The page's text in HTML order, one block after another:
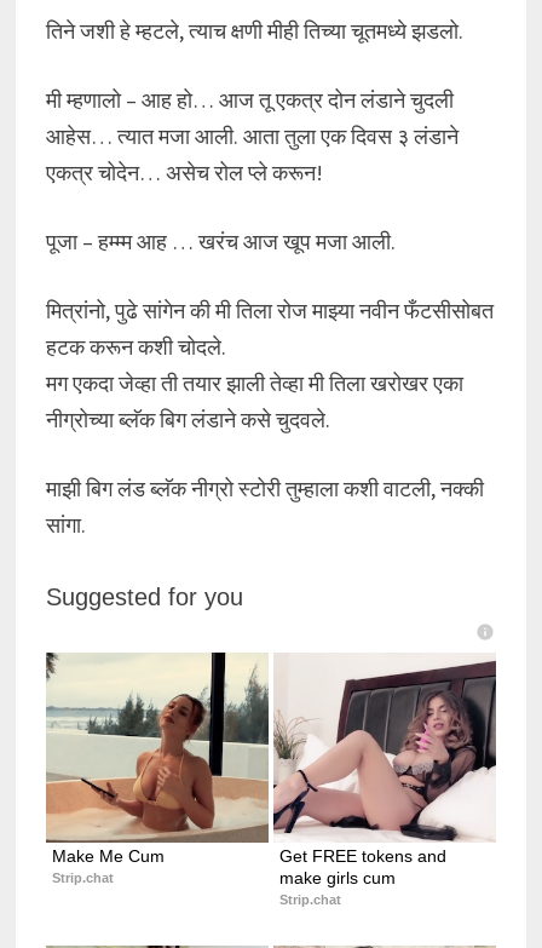
तिने जशी हे म्हटले, त्याच क्षणी मीही तिच्या चूतमध्ये झडलो.
मी म्हणालो – आह हो… आज तू एकत्र दोन लंडाने चुदली
आहेस… त्यात मजा आली. आता तुला एक दिवस ३ लंडाने
एकत्र चोदेन… असेच रोल प्ले करून!
पूजा – हम्म्म आह … खरंच आज खूप मजा आली.
मित्रांनो, पुढे सांगेन की मी तिला रोज माझ्या नवीन फँटसीसोबत
हटक करून कशी चोदले.
मग एकदा जेव्हा ती तयार झाली तेव्हा मी तिला खरोखर एका
नीग्रोच्या ब्लॅक बिग लंडाने कसे चुदवले.
माझी बिग लंड ब्लॅक नीग्रो स्टोरी तुम्हाला कशी वाटली, नक्की
सांगा.
Suggested for you
Make Me Cum
Strip.chat
Get FREE tokens and
make girls cum
Strip.chat